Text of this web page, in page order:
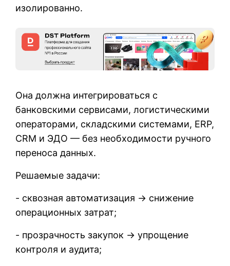
изолированно.
Она должна интегрироваться с
банковскими сервисами, логистическими
операторами, складскими системами, ERP,
CRM и ЭДО — без необходимости ручного
переноса данных.
Решаемые задачи:
- сквозная автоматизация → снижение
операционных затрат;
- прозрачность закупок → упрощение
контроля и аудита;